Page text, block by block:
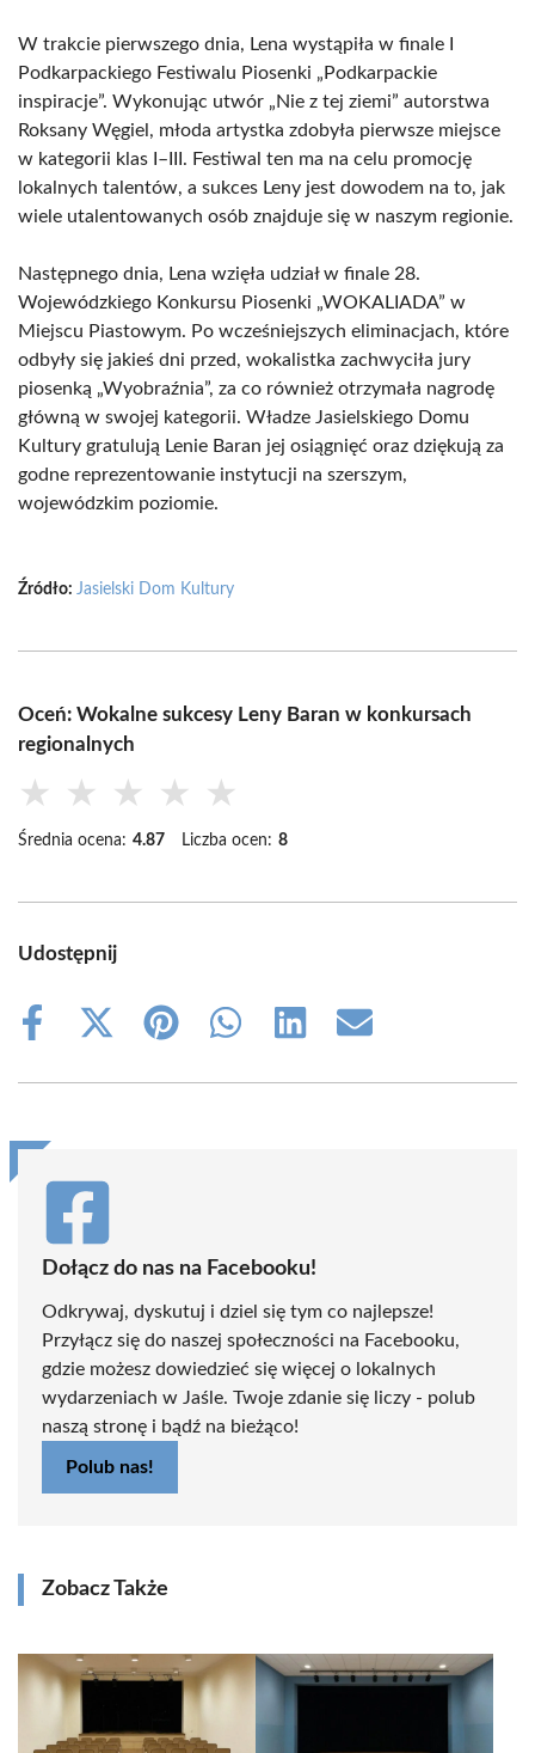
W trakcie pierwszego dnia, Lena wystąpiła w finale I
Podkarpackiego Festiwalu Piosenki „Podkarpackie
inspiracje”. Wykonując utwór „Nie z tej ziemi” autorstwa
Roksany Węgiel, młoda artystka zdobyła pierwsze miejsce
w kategorii klas I–III. Festiwal ten ma na celu promocję
lokalnych talentów, a sukces Leny jest dowodem na to, jak
wiele utalentowanych osób znajduje się w naszym regionie.
Następnego dnia, Lena wzięła udział w finale 28.
Wojewódzkiego Konkursu Piosenki „WOKALIADA” w
Miejscu Piastowym. Po wcześniejszych eliminacjach, które
odbyły się jakieś dni przed, wokalistka zachwyciła jury
piosenką „Wyobraźnia”, za co również otrzymała nagrodę
główną w swojej kategorii. Władze Jasielskiego Domu
Kultury gratulują Lenie Baran jej osiągnięć oraz dziękują za
godne reprezentowanie instytucji na szerszym,
wojewódzkim poziomie.
Źródło: Jasielski Dom Kultury
Oceń: Wokalne sukcesy Leny Baran w konkursach
regionalnych
★ ★ ★ ★ ★
Średnia ocena: 4.87 Liczba ocen: 8
Udostępnij
Share
Share
(Twitter)
Share
Share
Share
Share
Dołącz do nas na Facebooku!
Odkrywaj, dyskutuj i dziel się tym co najlepsze!
Przyłącz się do naszej społeczności na Facebooku,
gdzie możesz dowiedzieć się więcej o lokalnych
wydarzeniach w Jaśle. Twoje zdanie się liczy - polub
naszą stronę i bądź na bieżąco!
Polub nas!
Zobacz Także